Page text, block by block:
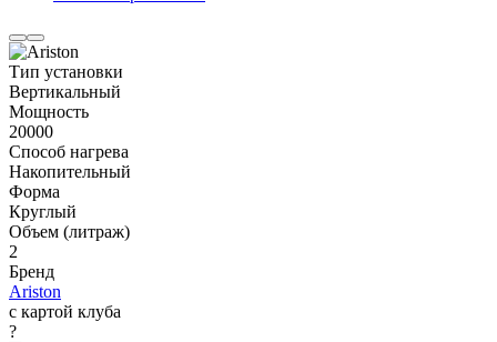
Тип установки
Вертикальный
Мощность
20000
Способ нагрева
Накопительный
Форма
Круглый
Объем (литраж)
2
Бренд
Ariston
с картой клуба
?